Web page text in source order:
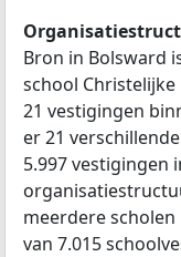
Bron in Bolsward
school Christelijke
21 vestigingen
er 21
5.997 vestigingen
meerdere
van 7.015